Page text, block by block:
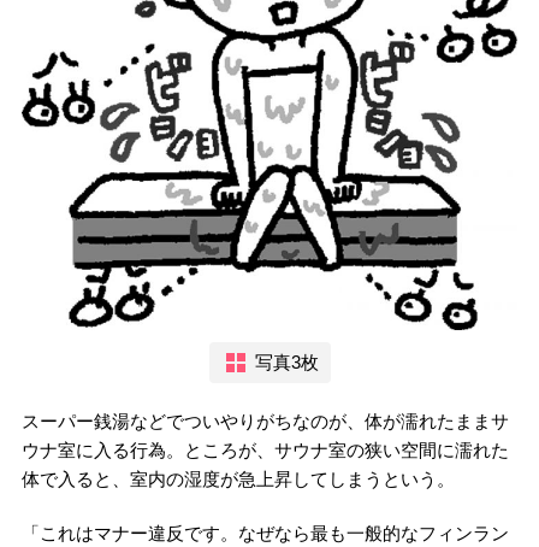
写真3枚
スーパー銭湯などでついやりがちなのが、体が濡れたままサ
ウナ室に入る行為。ところが、サウナ室の狭い空間に濡れた
体で入ると、室内の湿度が急上昇してしまうという。
「これはマナー違反です。なぜなら最も一般的なフィンラン